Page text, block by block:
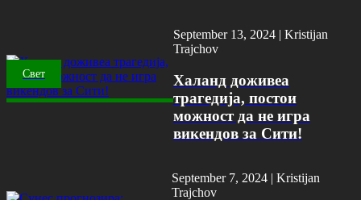
Свет
September 13, 2024 | Kristijan
Trajchov
Халанд доживеа
трагедија, постои
можност да не игра
викендов за Сити!
September 7, 2024 | Kristijan
Trajchov